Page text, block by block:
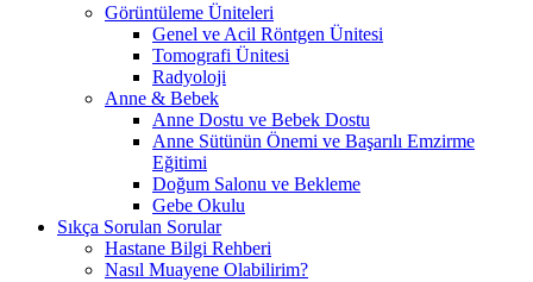
Görüntüleme Üniteleri
Genel ve Acil Röntgen Ünitesi
Tomografi Ünitesi
Radyoloji
Anne & Bebek
Anne Dostu ve Bebek Dostu
Anne Sütünün Önemi ve Başarılı Emzirme
Eğitimi
Doğum Salonu ve Bekleme
Gebe Okulu
Sıkça Sorulan Sorular
Hastane Bilgi Rehberi
Nasıl Muayene Olabilirim?